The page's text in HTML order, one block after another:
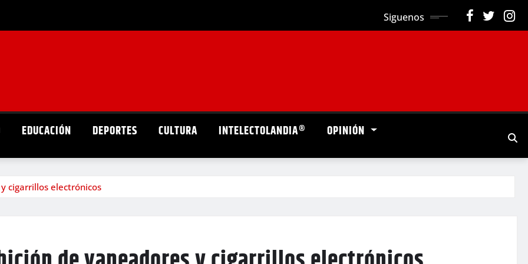
Siguenos
EDUCACIÓN DEPORTES CULTURA INTELECTOLANDIA® OPINIÓN
cigarrillos electrónicos